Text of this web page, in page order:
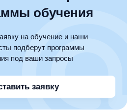
обучения
на обучение и наши
подберут программы
под ваши запросы
заявку